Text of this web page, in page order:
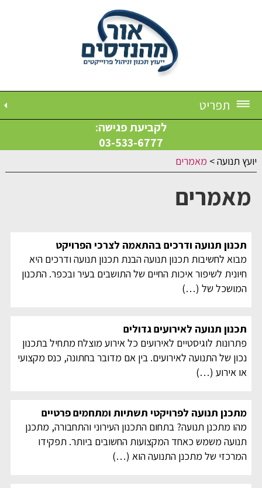
תפריט
לקביעת פגישה:
03-533-6777
יועץ תנועה> מאמרים
מאמרים
תכנון תנועה ודרכים בהתאמה לצרכי הפרויקט
מבוא לחשיבות תכנון תנועה הבנת תכנון תנועה ודרכים היא
חיונית לשיפור איכות החיים של התושבים בעיר ובכפר. התכנון
המושכל של (…)
תכנון תנועה לאירועים גדולים
פתרונות לוגיסטיים לאירועים כל אירוע מוצלח מתחיל בתכנון
נכון של התנועה לאירועים. בין אם מדובר בחתונה, כנס מקצועי
או אירוע (…)
מתכנן תנועה לפרויקטי תשתיות ומתחמים פרטיים
מהו מתכנן תנועה? בתחום התכנון העירוני והתחבורה, מתכנן
תנועה משמש כאחד המקצועות החשובים ביותר. תפקידו
המרכזי של מתכנן התנועה הוא (…)